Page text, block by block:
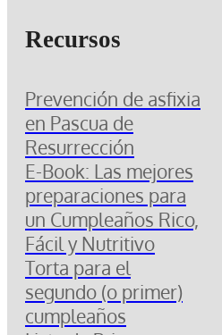
Recursos
Prevención de asfixia
en Pascua de
Resurrección
E-Book: Las mejores
preparaciones para
un Cumpleaños Rico,
Fácil y Nutritivo
Torta para el
segundo (o primer)
cumpleaños